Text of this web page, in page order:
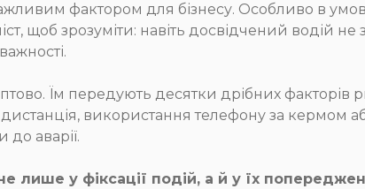
фактором для бізнесу. Особливо в
щоб зрозуміти: навіть досвідчений водій не
Їм передують десятки дрібних
використання телефону за кермом
аварії.
лише у фіксації подій, а й у їх